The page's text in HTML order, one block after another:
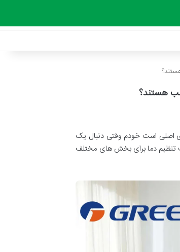
هستند؟
اصلی است خودم وقتی دنبال یک
تنظیم دما برای بخش های مختلف